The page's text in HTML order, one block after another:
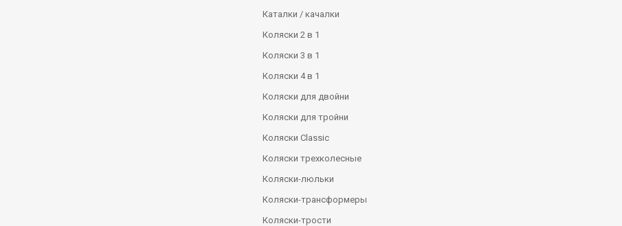
Каталки / качалки
Коляски 2 в 1
Коляски 3 в 1
Коляски 4 в 1
Коляски для двойни
Коляски для тройни
Коляски Сlassic
Коляски трехколесные
Коляски-люльки
Коляски-трансформеры
Коляски-трости